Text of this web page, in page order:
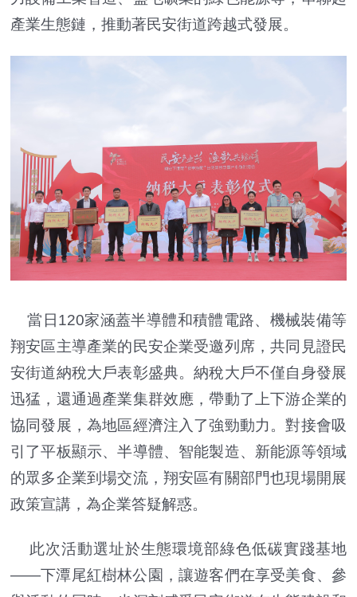
產業生態鏈，推動著民安街道跨越式發展。
當日120家涵蓋半導體和積體電路、機械裝備等
翔安區主導產業的民安企業受邀列席，共同見證民
安街道納稅大戶表彰盛典。納稅大戶不僅自身發展
迅猛，還通過產業集群效應，帶動了上下游企業的
協同發展，為地區經濟注入了強勁動力。對接會吸
引了平板顯示、半導體、智能製造、新能源等領域
的眾多企業到場交流，翔安區有關部門也現場開展
政策宣講，為企業答疑解惑。
此次活動選址於生態環境部綠色低碳實踐基地
——下潭尾紅樹林公園，讓遊客們在享受美食、參